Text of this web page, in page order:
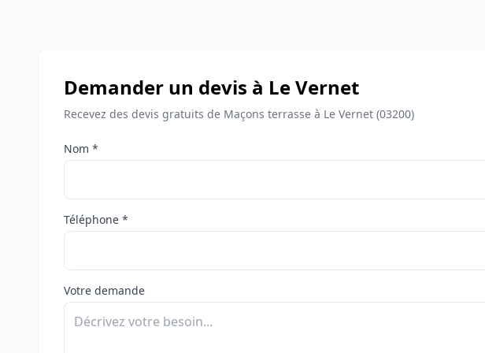
Demander un devis à Le Vernet
Recevez des devis gratuits de Maçons terrasse à Le Vernet (03200)
Nom *
Téléphone *
Votre demande